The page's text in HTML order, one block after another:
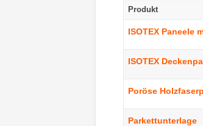
Produkt
ISOTEX Paneele
ISOTEX
Poröse
Parkettunterlage